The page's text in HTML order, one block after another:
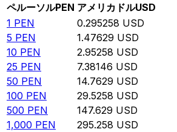
ペルーソルPEN アメリカドルUSD
1 PEN 0.295258 USD
5 PEN 1.47629 USD
10 PEN 2.95258 USD
25 PEN 7.38146 USD
50 PEN 14.7629 USD
100 PEN 29.5258 USD
500 PEN 147.629 USD
1,000 PEN 295.258 USD